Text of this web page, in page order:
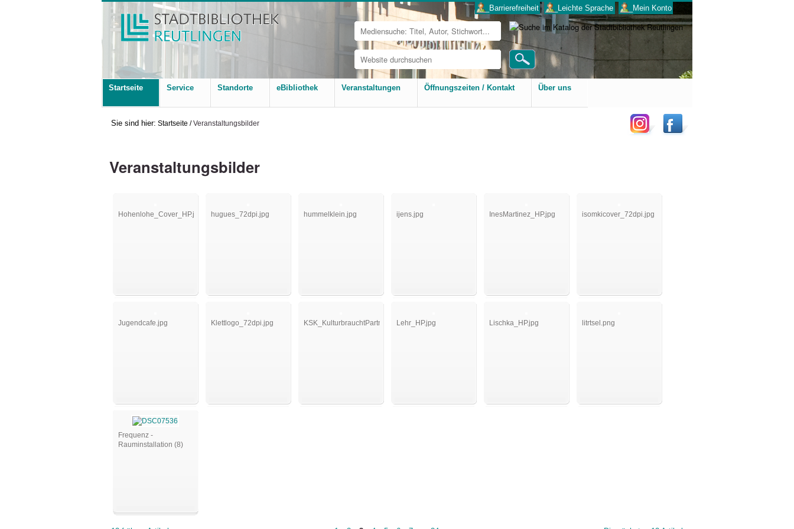
Website
durchsuchen
Erweiterte
Suche…
___Barrierefreiheit ___Leichte Sprache ___Mein Konto
Startseite Service Standorte eBibliothek Veranstaltungen Öffnungszeiten / Kontakt Über uns
Sie sind hier: Startseite /Veranstaltungsbilder
Veranstaltungsbilder
Hohenlohe_Cover_HP.jpg hugues_72dpi.jpg hummelklein.jpg ijens.jpg InesMartinez_HP.jpg isomkicover_72dpi.jpg
Jugendcafe.jpg Klettlogo_72dpi.jpg KSK_KulturbrauchtPartner_HP.jpgLehr_HP.jpg Lischka_HP.jpg litrtsel.png
Frequenz -
Rauminstallation (8)